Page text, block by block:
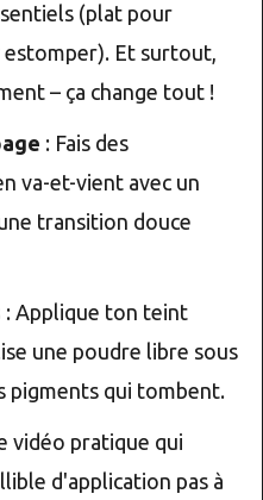
(plat pour
Et surtout,
– ça change tout !
: Fais des
va-et-vient avec un
transition douce
: Applique ton teint
une poudre libre sous
pigments qui tombent.
vidéo pratique qui
d'application pas à